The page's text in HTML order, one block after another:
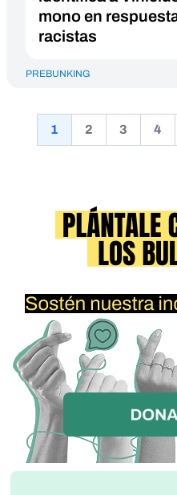
mono en
racistas
PREBUNKING
1 2 3 4